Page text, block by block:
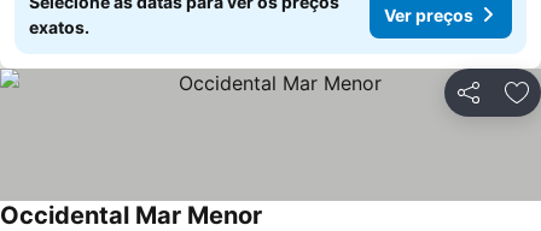
exatos.
Ver preços
Partilhar
Occidental Mar Menor